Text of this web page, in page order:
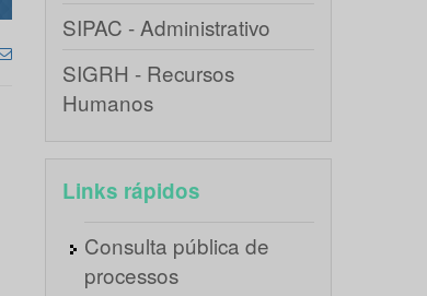
SIPAC - Administrativo
SIGRH - Recursos
Humanos
Links rápidos
Consulta pública de
processos